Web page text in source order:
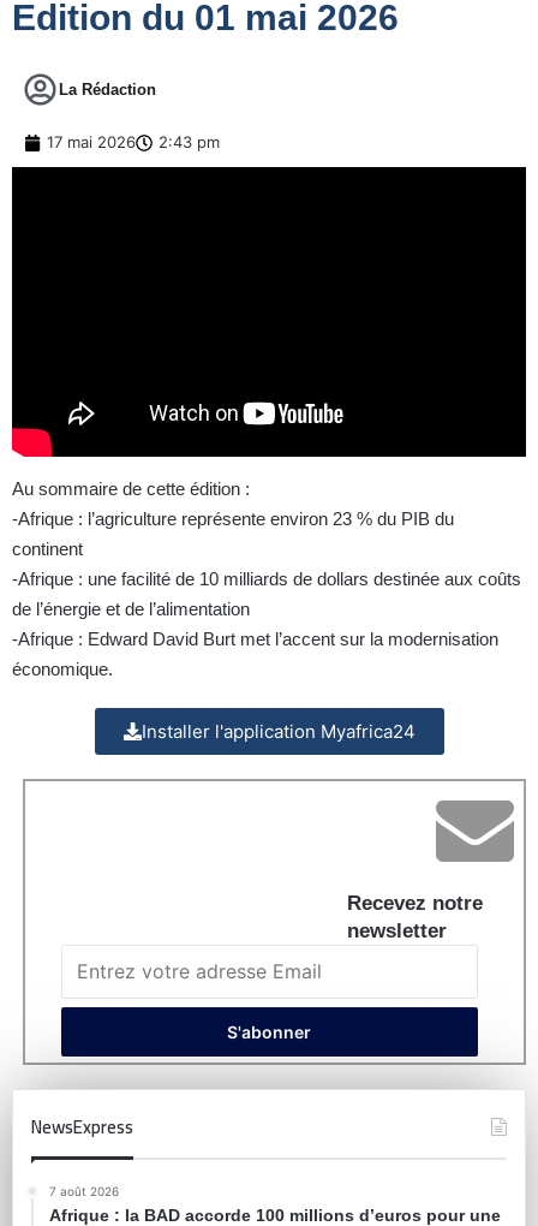
Edition du 01 mai 2026
La Rédaction
17 mai 2026 2:43 pm
Au sommaire de cette édition :
-Afrique : l’agriculture représente environ 23 % du PIB du
continent
-Afrique : une facilité de 10 milliards de dollars destinée aux coûts
de l’énergie et de l’alimentation
-Afrique : Edward David Burt met l’accent sur la modernisation
économique.
Installer l'application Myafrica24
Recevez notre
newsletter
NewsExpress
7 août 2026
Afrique : la BAD accorde 100 millions d’euros pour une